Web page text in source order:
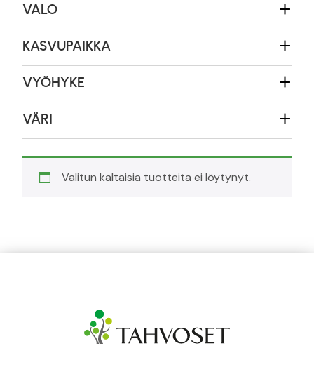
VALO
KASVUPAIKKA
VYÖHYKE
VÄRI
Valitun kaltaisia tuotteita ei löytynyt.